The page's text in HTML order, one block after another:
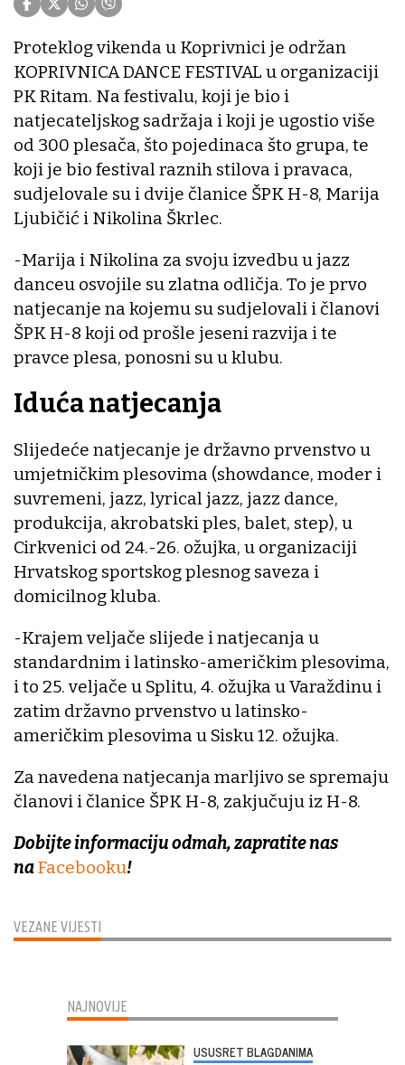
VEZANE VIJESTI
Proteklog vikenda u Koprivnici je održan
KOPRIVNICA DANCE FESTIVAL u organizaciji
PK Ritam. Na festivalu, koji je bio i
natjecateljskog sadržaja i koji je ugostio više
od 300 plesača, što pojedinaca što grupa, te
koji je bio festival raznih stilova i pravaca,
sudjelovale su i dvije članice ŠPK H-8, Marija
Ljubičić i Nikolina Škrlec.
-Marija i Nikolina za svoju izvedbu u jazz
danceu osvojile su zlatna odličja. To je prvo
natjecanje na kojemu su sudjelovali i članovi
ŠPK H-8 koji od prošle jeseni razvija i te
pravce plesa, ponosni su u klubu.
Iduća natjecanja
Slijedeće natjecanje je državno prvenstvo u
umjetničkim plesovima (showdance, moder i
suvremeni, jazz, lyrical jazz, jazz dance,
produkcija, akrobatski ples, balet, step), u
Cirkvenici od 24.-26. ožujka, u organizaciji
Hrvatskog sportskog plesnog saveza i
domicilnog kluba.
-Krajem veljače slijede i natjecanja u
standardnim i latinsko-američkim plesovima,
i to 25. veljače u Splitu, 4. ožujka u Varaždinu i
zatim državno prvenstvo u latinsko-
američkim plesovima u Sisku 12. ožujka.
Za navedena natjecanja marljivo se spremaju
članovi i članice ŠPK H-8, zakjučuju iz H-8.
Dobijte informaciju odmah, zapratite nas
naFacebooku!
NAJNOVIJE
USUSRET BLAGDANIMA